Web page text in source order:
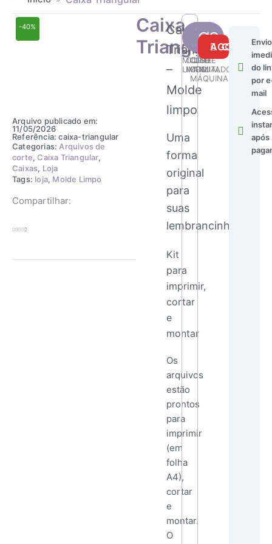
-40%
Arquivo publicado em:
11/05/2026
Referência: caixa-triangular
Categorias: Arquivos de
corte,Caixa Triangular,
Caixas, Loja
Tags: loja, Molde Limpo
Compartilhar:
Caixa
Triangular
Caixa
Triangular
–
Molde
limpo
Uma
forma
original
para
suas
lembrancinhas
Kit
para
imprimir,
cortar
e
montar
Os
arquivos
estão
prontos
para
imprimir
(em
folha
A4),
cortar
e
montar.
O
MOLDE
LIMPO
CORTE
MANUAL
CORTE
COM
MÁQUINA
USO
ILIMITADO
Caixa
Triangular
quantidade
COMPRAR AGORA
Envio
do
por
mail
após